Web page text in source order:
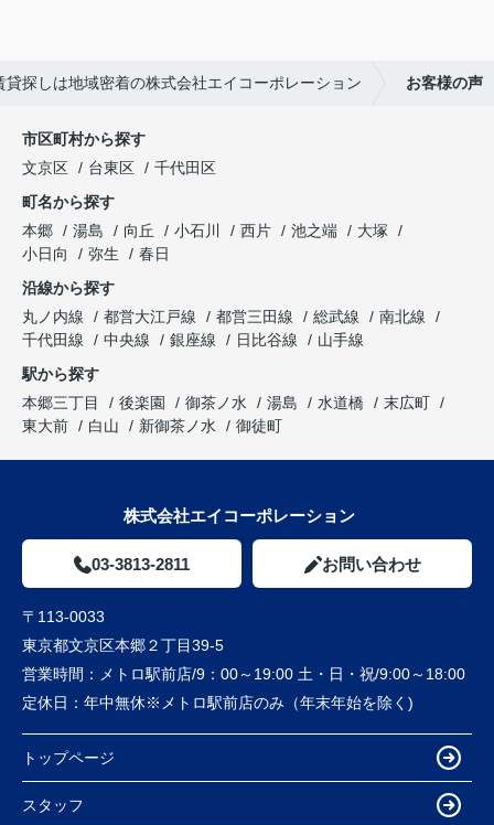
貸探しは地域密着の株式会社エイコーポレーション お客様の声
市区町村から探す
文京区
台東区
千代田区
町名から探す
本郷
湯島 向丘 小石川 西片 池之端
大塚
小日向
弥生
春日
沿線から探す
丸ノ内線
都営大江戸線 都営三田線 総武線
南北線
千代田線
中央線 銀座線 日比谷線
山手線
駅から探す
本郷三丁目
後楽園 御茶ノ水 湯島 水道橋
末広町
東大前
白山 新御茶ノ水 御徒町
株式会社エイコーポレーション
03-3813-2811 お問い合わせ
〒113-0033
東京都文京区本郷２丁目39-5
営業時間：
メトロ駅前店/9：00～19:00 土・日・祝/9:00～18:00
定休日： 年中無休※メトロ駅前店のみ（年末年始を除く)
トップページ
スタッフ